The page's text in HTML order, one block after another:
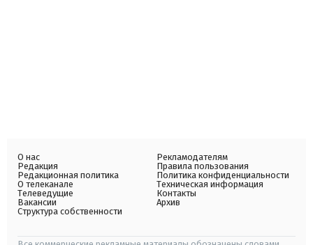
О нас
Редакция
Редакционная политика
О телеканале
Телеведущие
Вакансии
Структура собственности
Рекламодателям
Правила пользования
Политика конфиденциальности
Техническая информация
Контакты
Архив